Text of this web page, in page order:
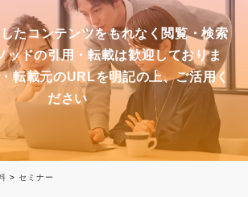
たコンテンツをもれなく閲覧・検索
ッドの引用・転載は歓迎しておりま
転載元のURLを明記の上、ご活用く
ださい
> セミナー